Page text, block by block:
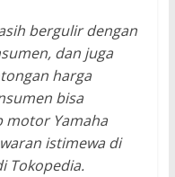
bergulir dengan
dan juga
harga
bisa
motor Yamaha
istimewa di
Tokopedia.